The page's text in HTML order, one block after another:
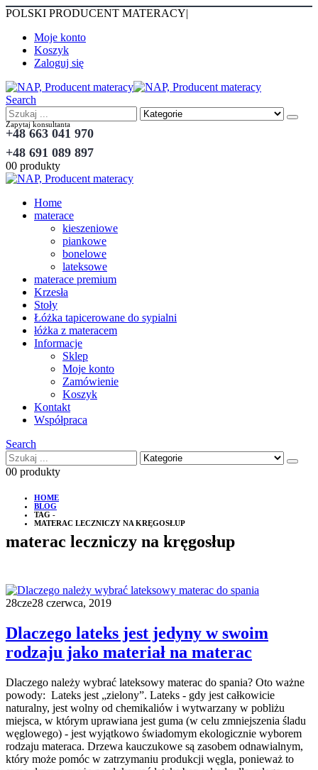
POLSKI PRODUCENT MATERACY|
Moje konto
Koszyk
Zaloguj się
Search
Zapytaj konsultanta
+48 663 041 970
+48 691 089 897
00 produkty
Home
materace
kieszeniowe
piankowe
bonelowe
lateksowe
materace premium
Krzesła
Stoły
Łóżka tapicerowane do sypialni
łóżka z materacem
Informacje
Sklep
Moje konto
Zamówienie
Koszyk
Kontakt
Współpraca
Search
00 produkty
HOME
BLOG
TAG -
MATERAC LECZNICZY NA KRĘGOSŁUP
materac leczniczy na kręgosłup
28cze28 czerwca, 2019
Dlaczego lateks jest jedyny w swoim
rodzaju jako materiał na materac
Dlaczego należy wybrać lateksowy materac do spania? Oto ważne
powody: Lateks jest „zielony”. Lateks - gdy jest całkowicie
naturalny, jest wolny od chemikaliów i wytwarzany w pobliżu
miejsca, w którym uprawiana jest guma (w celu zmniejszenia śladu
węglowego) - jest wyjątkowo świadomym ekologicznie wyborem
rodzaju materaca. Drzewa kauczukowe są zasobem odnawialnym,
który może pomóc w zatrzymaniu produkcji węgla, ponieważ to